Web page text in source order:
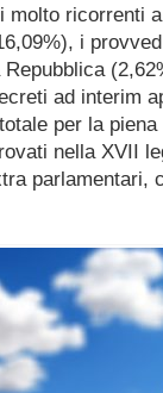
ricorrenti
i
ad interim
per la
nella XVII
parlamentari,